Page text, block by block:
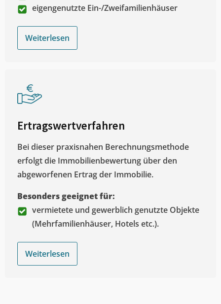
eigengenutzte Ein-/Zweifamilienhäuser
Weiterlesen
Ertragswertverfahren
Bei dieser praxisnahen Berechnungsmethode
erfolgt die Immobilienbewertung über den
abgeworfenen Ertrag der Immobilie.
Besonders geeignet für:
vermietete und gewerblich genutzte Objekte
(Mehrfamilienhäuser, Hotels etc.).
Weiterlesen